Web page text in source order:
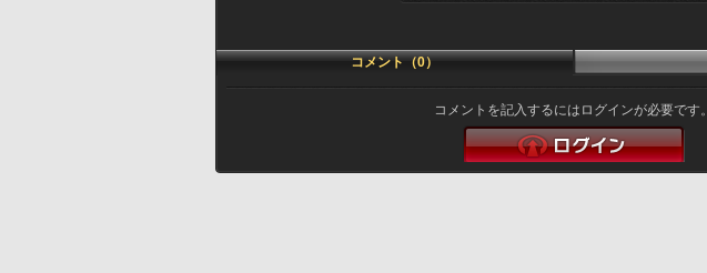
コメント（0）
コメントを記入するにはログインが必要です。